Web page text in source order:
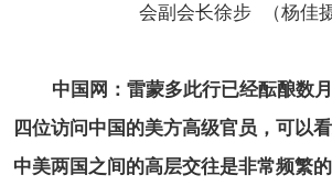
会副会长徐步 （杨佳摄
中国网：雷蒙多此行已经酝酿数
四位访问中国的美方高级官员，可以
中美两国之间的高层交往是非常频繁